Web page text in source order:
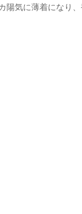
陽気に薄着になり